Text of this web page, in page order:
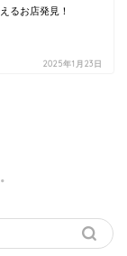
るお店発見！
2025年1月23日